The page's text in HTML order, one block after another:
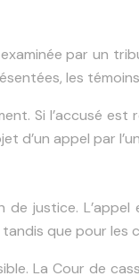
par un
les
Si l’accusé
d’un appel par
justice.
que pour
La Cour de